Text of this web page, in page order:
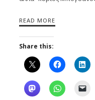
READ MORE
Share this: